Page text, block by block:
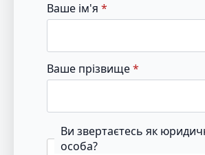
Ваше ім'я *
Ваше прізвище*
Ви звертаєтесь як
особа?